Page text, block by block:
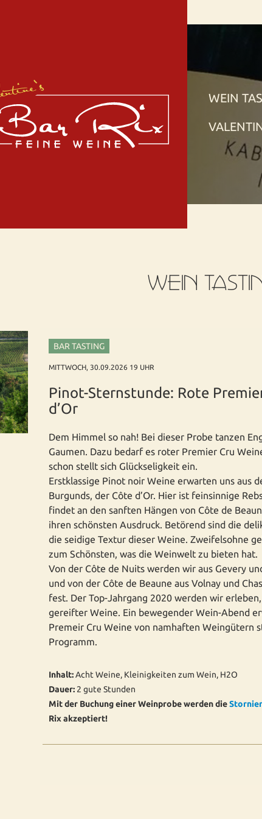
WEIN
WEIN
BAR TASTING
MITTWOCH, 30.09.2026 19 UHR
Pinot-Sternstunde: Rote
d’Or
Dem Himmel so nah! Bei dieser Probe tanzen
Gaumen. Dazu bedarf es roter Premier Cru
schon stellt sich Glückseligkeit ein.
Erstklassige Pinot noir Weine erwarten uns aus
Burgunds, der Côte d’Or. Hier ist feinsinnige
findet an den sanften Hängen von Côte de
ihren schönsten Ausdruck. Betörend sind die
die seidige Textur dieser Weine. Zweifelsohne
zum Schönsten, was die Weinwelt zu bieten hat.
Von der Côte de Nuits werden wir aus Gevery
und von der Côte de Beaune aus Volnay und
fest. Der Top-Jahrgang 2020 werden wir
gereifter Weine. Ein bewegender Wein-Abend
Premeir Cru Weine von namhaften Weingütern
Programm.
Inhalt:Acht Weine, Kleinigkeiten zum Wein, H2O
Dauer: 2 gute Stunden
Mit der Buchung einer Weinprobe werden die
Rix akzeptiert!